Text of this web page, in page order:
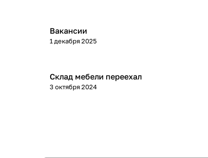
Вакансии
1 декабря 2025
Склад мебели переехал
3 октября 2024